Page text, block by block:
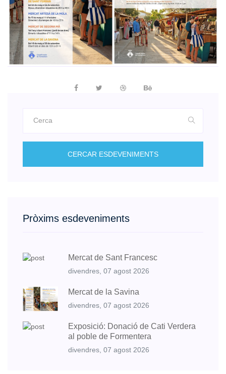
CERCAR ESDEVENIMENTS
Pròxims esdeveniments
Mercat de Sant Francesc
divendres, 07 agost 2026
Mercat de la Savina
divendres, 07 agost 2026
Exposició: Donació de Cati Verdera
al poble de Formentera
divendres, 07 agost 2026